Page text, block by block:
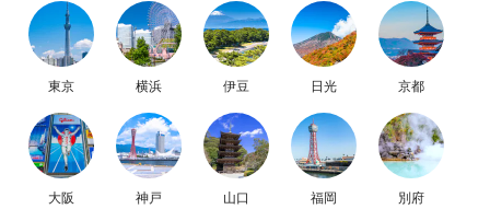
東京 横浜 伊豆 日光 京都
大阪 神戸 山口 福岡 別府